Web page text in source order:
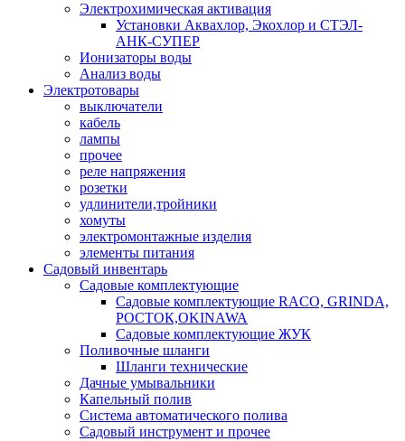
Электрохимическая активация
Установки Аквахлор, Экохлор и СТЭЛ-
АНК-СУПЕР
Ионизаторы воды
Анализ воды
Электротовары
выключатели
кабель
лампы
прочее
реле напряжения
розетки
удлинители,тройники
хомуты
электромонтажные изделия
элементы питания
Садовый инвентарь
Садовые комплектующие
Садовые комплектующие RACO, GRINDA,
РОСТОК,OKINAWA
Садовые комплектующие ЖУК
Поливочные шланги
Шланги технические
Дачные умывальники
Капельный полив
Система автоматического полива
Садовый инструмент и прочее